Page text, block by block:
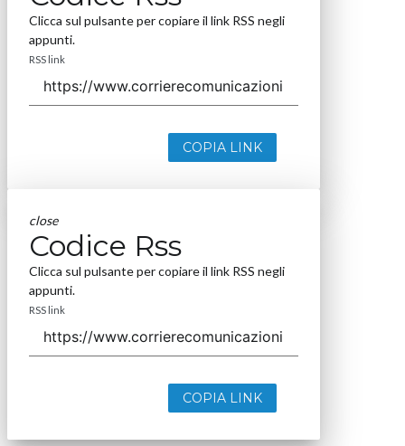
Clicca sul pulsante per copiare il link RSS negli
appunti.
RSS link
COPIA LINK
close
Codice Rss
Clicca sul pulsante per copiare il link RSS negli
appunti.
RSS link
COPIA LINK